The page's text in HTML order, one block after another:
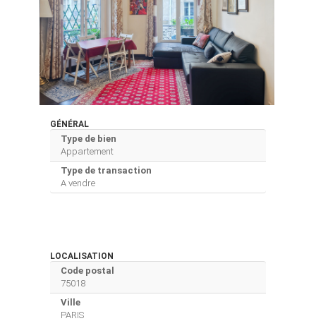
GÉNÉRAL
Type de bien
Appartement
Type de transaction
A vendre
LOCALISATION
Code postal
75018
Ville
PARIS